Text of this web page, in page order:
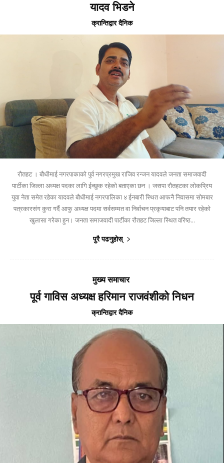
यादव भिडने
क्रान्तिद्वार दैनिक
राैतहट । बाैधीमाई नगरपाकाको पुर्व नगरप्रमुख राजिव रन्जन यादवले जनता समाजवादी
पार्टीका जिल्ला अध्यक्ष पदका लागि ईच्छुक रहेको बताएका छन । जसपा राैतहटका लोकप्रिय
युवा नेता समेत रहेका यादवले बाैधीमाई नगरपालिका ४ ईनबारी स्थित आफनै निवासमा सोमबार
पत्रकारसंग कुरा गर्दै आफु अध्यक्ष पदमा सर्वसम्मत वा निर्वाचन प्रकृयाबाट पनि तयार रहेकाे
खुलासा गरेका हुन। जनता समाजवादी पार्टीका राैतहट जिल्ला स्थित वरिष्ठ...
पुरै पढनुहोस्
मुख्य समाचार
पूर्व गाविस अध्यक्ष हरिमान राजवंशीको निधन
क्रान्तिद्वार दैनिक